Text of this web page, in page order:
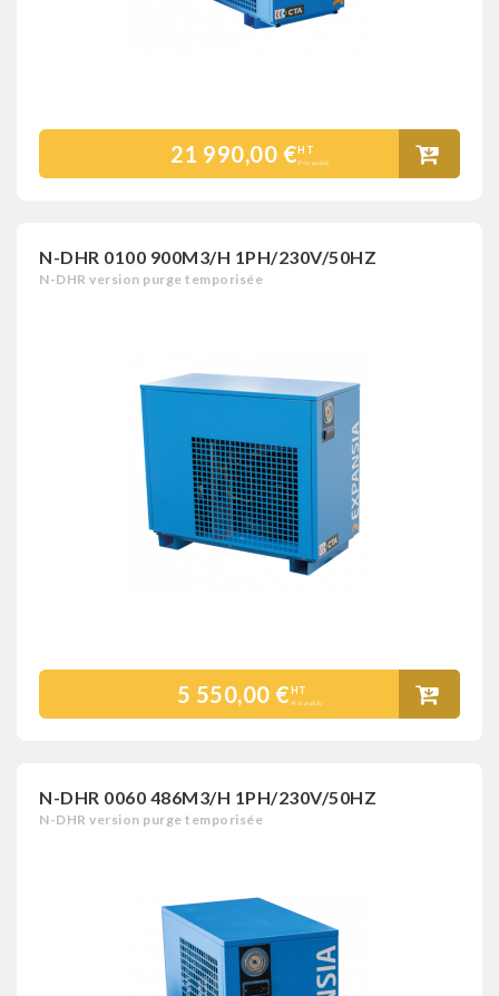
21 990,00 €HT
Prix public
N-DHR 0100 900M3/H 1PH/230V/50HZ
N-DHR version purge temporisée
5 550,00 €HT
Prix public
N-DHR 0060 486M3/H 1PH/230V/50HZ
N-DHR version purge temporisée